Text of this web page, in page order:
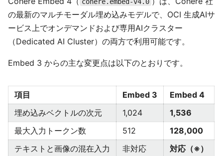
cohere.embed-v4.0
の最新のマルチモーダル埋め込みモデルで、OCI 生成AIサ
ービス上でオンデマンドおよび専用AIクラスター
（Dedicated AI Cluster）の両方で利用可能です。
Embed 3 からの主な変更点は以下のとおりです。
項目 Embed 3
Embed 4
埋め込みベクトルの次元
1,024
1,536
最大入力トークン数
512
128,000
テキストと画像の混在入力
非対応 対応（※）